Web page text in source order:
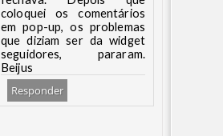
coloquei os comentários
em pop-up, os problemas
que diziam ser da widget
seguidores, pararam.
Beijus
Responder